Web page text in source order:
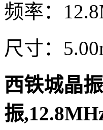
频率：
尺寸：
西铁城晶
振